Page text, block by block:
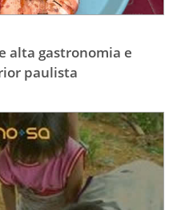
alta gastronomia e
paulista